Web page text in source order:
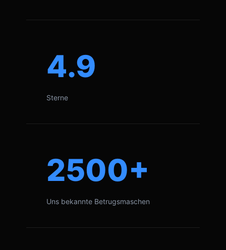
4.9
Sterne
2500+
Uns bekannte Betrugsmaschen